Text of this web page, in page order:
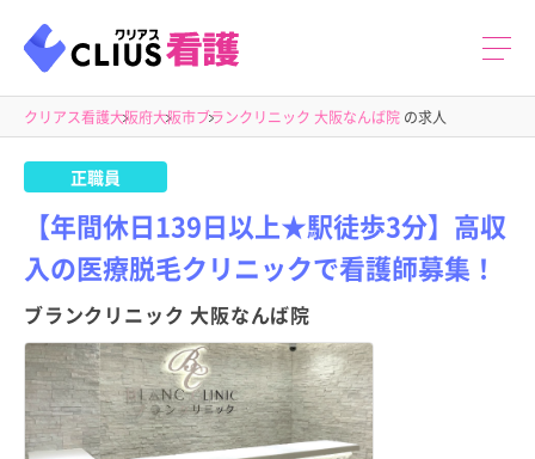
クリアス看護大阪府大阪市ブランクリニック 大阪なんば院 の求人
正職員
【年間休日139日以上★駅徒歩3分】高収
入の医療脱毛クリニックで看護師募集！
ブランクリニック 大阪なんば院